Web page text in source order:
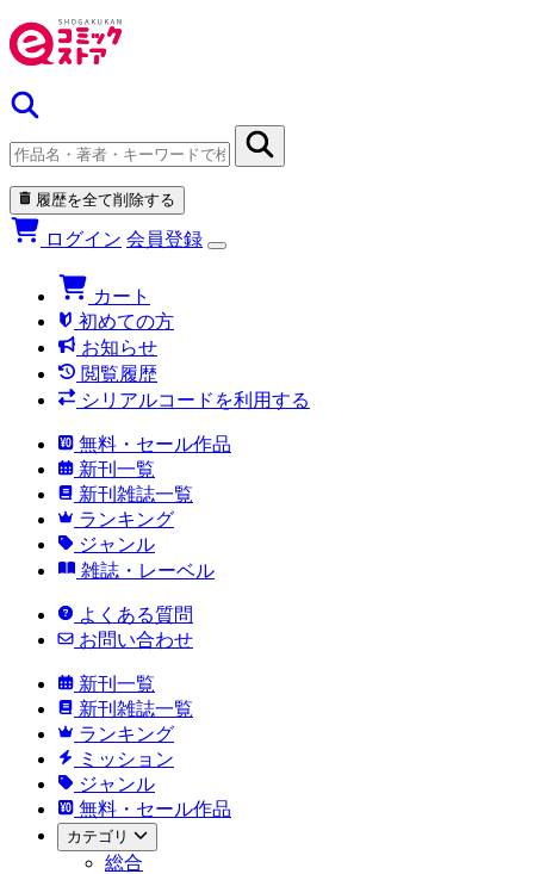
履歴を全て削除する
ログイン 会員登録
カート
初めての方
お知らせ
閲覧履歴
シリアルコードを利用する
無料・セール作品
新刊一覧
新刊雑誌一覧
ランキング
ジャンル
雑誌・レーベル
よくある質問
お問い合わせ
新刊一覧
新刊雑誌一覧
ランキング
ミッション
ジャンル
無料・セール作品
カテゴリ
総合